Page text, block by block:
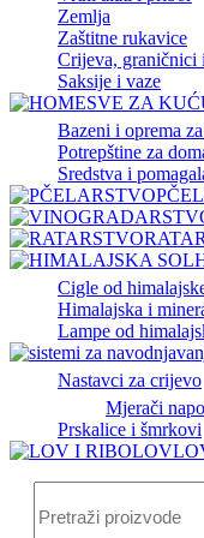
Zemlja
Zaštitne rukavice
Crijeva, graničnici
Saksije i vaze
SVE ZA
Bazeni i oprema
Potrepštine za
Sredstva i
Cigle od
Himalajska i
Lampe od
Nastavci za crijevo
Mjerači
Prskalice i šmrkovi